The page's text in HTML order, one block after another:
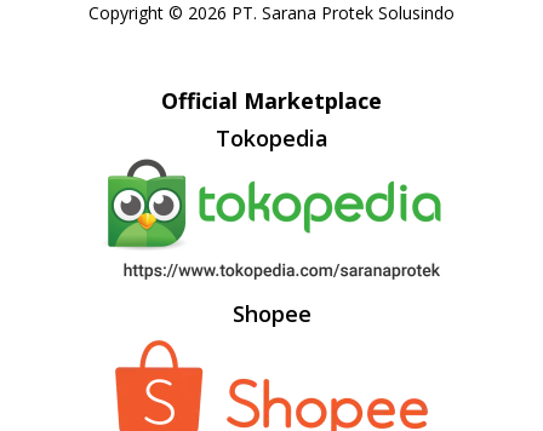
Copyright © 2026 PT. Sarana Protek Solusindo
Official Marketplace
Tokopedia
Shopee